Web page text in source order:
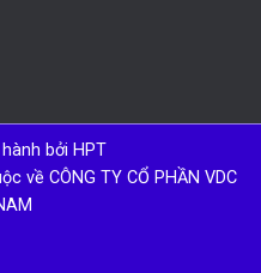
bởi HPT
về CÔNG TY CỔ PHẦN VDC